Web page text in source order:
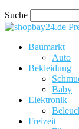
Suche
Baumarkt
Auto
Bekleidung
Baby
Elektronik
Freizeit